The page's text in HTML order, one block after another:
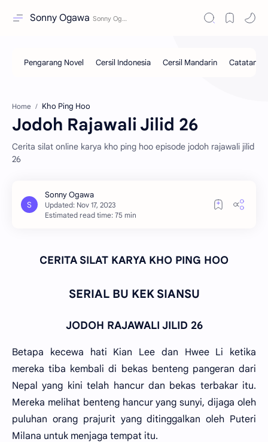
Sonny Ogawa
Home Kho Ping Hoo
Jodoh Rajawali Jilid 26
Cerita silat online karya kho ping hoo episode jodoh rajawali jilid
26
Estimated read time: 75 min
CERITA SILAT KARYA KHO PING HOO
SERIAL BU KEK SIANSU
JODOH RAJAWALI JILID 26
Betapa kecewa hati Kian Lee dan Hwee Li ketika
mereka tiba kembali di bekas benteng pangeran dari
Nepal yang kini telah hancur dan bekas terbakar itu.
Mereka melihat benteng hancur yang sunyi, dijaga oleh
puluhan orang prajurit yang ditinggalkan oleh Puteri
Milana untuk menjaga tempat itu.